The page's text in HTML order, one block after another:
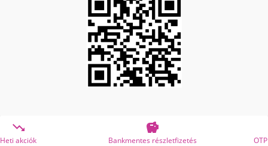
Bankmentes részletfizetés OTP Online Áruhitel